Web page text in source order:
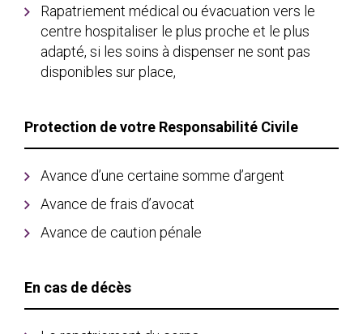
Rapatriement médical ou évacuation vers le
centre hospitaliser le plus proche et le plus
adapté, si les soins à dispenser ne sont pas
disponibles sur place,
Protection de votre Responsabilité Civile
Avance d’une certaine somme d’argent
Avance de frais d’avocat
Avance de caution pénale
En cas de décès